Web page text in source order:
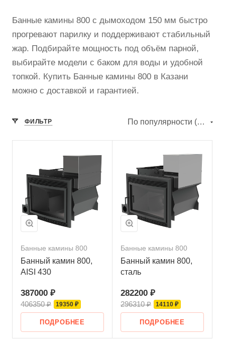
Банные камины 800 с дымоходом 150 мм быстро
прогревают парилку и поддерживают стабильный
жар. Подбирайте мощность под объём парной,
выбирайте модели с баком для воды и удобной
топкой. Купить Банные камины 800 в Казани
можно с доставкой и гарантией.
ФИЛЬТР По популярности (убывание)
Банные камины 800
Банный камин 800,
AISI 430
387000 ₽
406350 ₽ 19350 ₽
ПОДРОБНЕЕ
Банные камины 800
Банный камин 800,
сталь
282200 ₽
296310 ₽ 14110 ₽
ПОДРОБНЕЕ